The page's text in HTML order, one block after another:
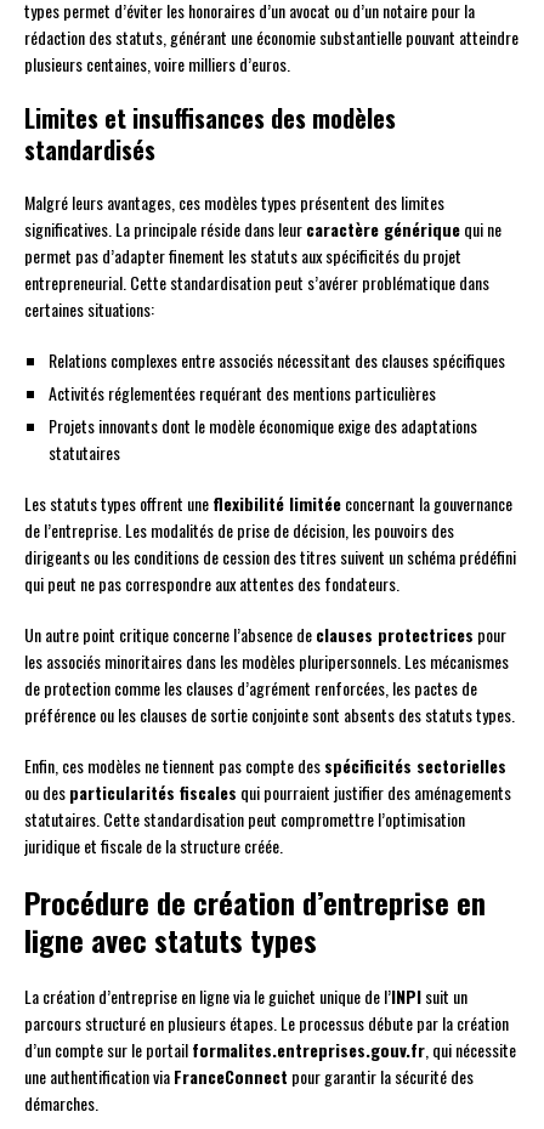
types permet d’éviter les honoraires d’un avocat ou d’un notaire pour la
rédaction des statuts, générant une économie substantielle pouvant atteindre
plusieurs centaines, voire milliers d’euros.
Limites et insuffisances des modèles
standardisés
Malgré leurs avantages, ces modèles types présentent des limites
significatives. La principale réside dans leurcaractère génériquequi ne
permet pas d’adapter finement les statuts aux spécificités du projet
entrepreneurial. Cette standardisation peut s’avérer problématique dans
certaines situations:
Relations complexes entre associés nécessitant des clauses spécifiques
Activités réglementées requérant des mentions particulières
Projets innovants dont le modèle économique exige des adaptations
statutaires
Les statuts types offrent uneflexibilité limitéeconcernant la gouvernance
de l’entreprise. Les modalités de prise de décision, les pouvoirs des
dirigeants ou les conditions de cession des titres suivent un schéma prédéfini
qui peut ne pas correspondre aux attentes des fondateurs.
Un autre point critique concerne l’absence declauses protectrices pour
les associés minoritaires dans les modèles pluripersonnels. Les mécanismes
de protection comme les clauses d’agrément renforcées, les pactes de
préférence ou les clauses de sortie conjointe sont absents des statuts types.
Enfin, ces modèles ne tiennent pas compte desspécificités sectorielles
ou desparticularités fiscales qui pourraient justifier des aménagements
statutaires. Cette standardisation peut compromettre l’optimisation
juridique et fiscale de la structure créée.
Procédure de création d’entreprise en
ligne avec statuts types
La création d’entreprise en ligne via le guichet unique de l’INPIsuit un
parcours structuré en plusieurs étapes. Le processus débute par la création
d’un compte sur le portailformalites.entreprises.gouv.fr, qui nécessite
une authentification viaFranceConnect pour garantir la sécurité des
démarches.